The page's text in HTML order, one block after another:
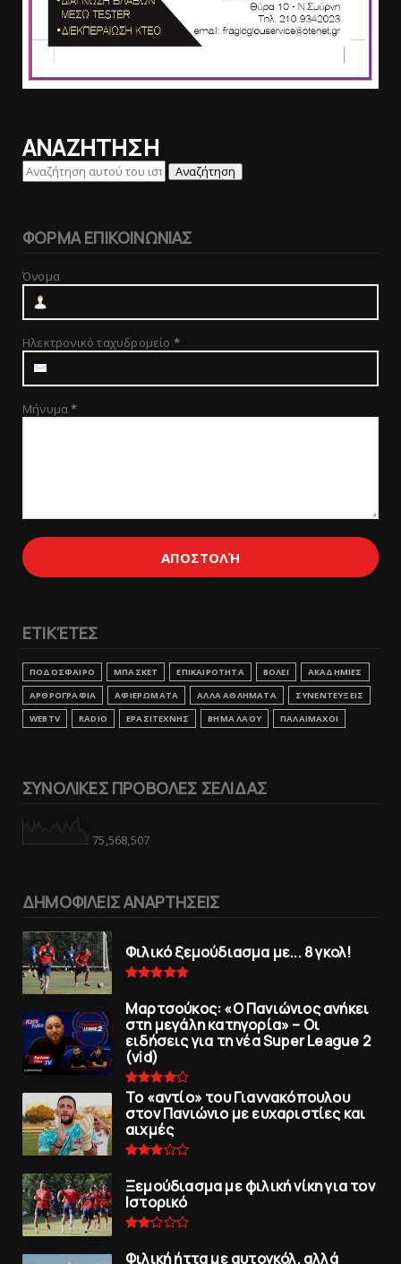
ΑΝΑΖΗΤΗΣΗ
ΦΟΡΜΑ ΕΠΙΚΟΙΝΩΝΙΑΣ
Όνομα
Ηλεκτρονικό ταχυδρομείο *
Μήνυμα*
ΕΤΙΚΈΤΕΣ
ΠΟΔΟΣΦΑΙΡΟ ΜΠΑΣΚΕΤ ΕΠΙΚΑΙΡΟΤΗΤΑ ΒΟΛΕΙ
ΑΚΑΔΗΜΙΕΣ
ΑΡΘΡΟΓΡΑΦΙΑ
ΑΦΙΕΡΩΜΑΤΑ ΑΛΛΑ ΑΘΛΗΜΑΤΑ
ΣΥΝΕΝΤΕΥΞΕΙΣ
WEBTV
RADIO ΕΡΑΣΙΤΕΧΝΗΣ ΒΗΜΑ ΛΑΟΥ ΠΑΛΑΙΜΑΧΟΙ
ΣΥΝΟΛΙΚΕΣ ΠΡΟΒΟΛΕΣ ΣΕΛΙΔΑΣ
75,568,507
ΔΗΜΟΦΙΛΕΙΣ ΑΝΑΡΤΗΣΕΙΣ
Φιλικό ξεμούδιασμα με... 8 γκολ!
Μαρτσούκος: «Ο Πανιώνιος ανήκει
στη μεγάλη κατηγορία» – Οι
ειδήσεις για τη νέα Super League 2
(vid)
To «αντίο» του Γιαννακόπουλου
στον Πανιώνιο με ευχαριστίες και
αιχμές
Ξεμούδιασμα με φιλική νίκη για τoν
Iστορικό
Φιλική ήττα με αυτογκόλ, αλλά